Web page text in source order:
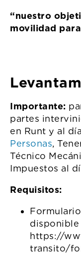
“nuestro
movilidad
Importante:
partes
en Runt y al
Personas,
Técnico
Impuestos al
Requisitos:
disponible
https://
transito/